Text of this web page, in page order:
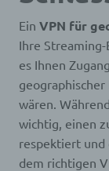
Ein VPN für
Ihre
es Ihnen
wären.
wichtig, einen
respektiert und
dem richtigen
Person")
natürliche
indirekt,
Kennung
Kennung
besonderen
physischen,
psychischen,
sozialen
identifiziert